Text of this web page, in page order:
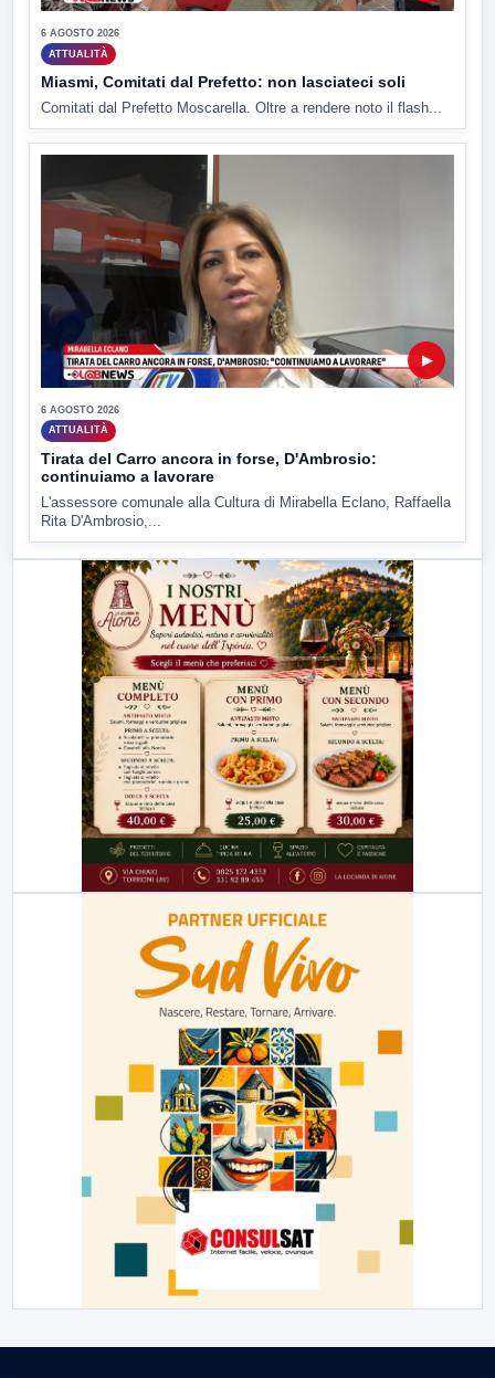
6 AGOSTO 2026
ATTUALITÀ
Miasmi, Comitati dal Prefetto: non lasciateci soli
Comitati dal Prefetto Moscarella. Oltre a rendere noto il flash...
▶
6 AGOSTO 2026
ATTUALITÀ
Tirata del Carro ancora in forse, D'Ambrosio:
continuiamo a lavorare
L'assessore comunale alla Cultura di Mirabella Eclano, Raffaella
Rita D'Ambrosio,...